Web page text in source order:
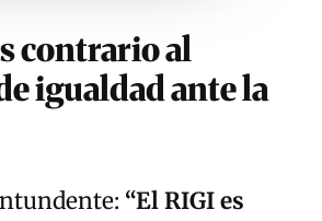
contrario al
igualdad ante la
“El RIGI es